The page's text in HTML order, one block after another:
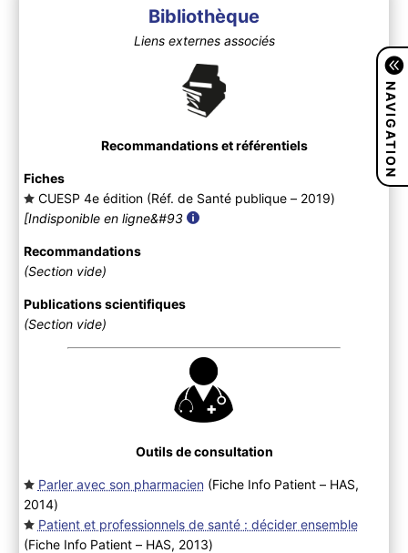
Bibliothèque
Liens externes associés
Recommandations et référentiels
Fiches
CUESP 4e édition (Réf. de Santé publique – 2019)
[Indisponible en ligne&#93
Recommandations
(Section vide)
Publications scientifiques
(Section vide)
Outils de consultation
Parler avec son pharmacien (Fiche Info Patient – HAS,
2014)
Patient et professionnels de santé : décider ensemble
(Fiche Info Patient – HAS, 2013)
NAVIGATION